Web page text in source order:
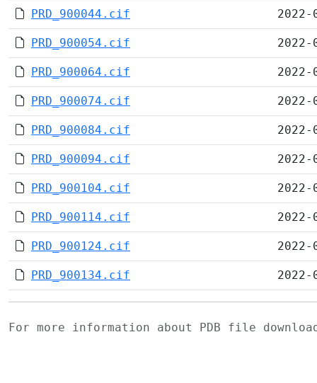
PRD_900044.cif
PRD_900054.cif
PRD_900064.cif
PRD_900074.cif
PRD_900084.cif
PRD_900094.cif
PRD_900104.cif
PRD_900114.cif
PRD_900124.cif
PRD_900134.cif
For more information about PDB file